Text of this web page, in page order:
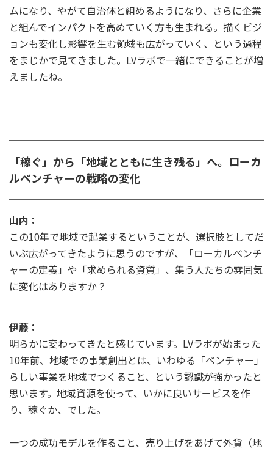
ムになり、やがて自治体と組めるようになり、さらに企業
と組んでインパクトを高めていく方も生まれる。描くビジ
ョンも変化し影響を生む領域も広がっていく、という過程
をまじかで見てきました。LVラボで一緒にできることが増
えましたね。
「稼ぐ」から「地域とともに生き残る」へ。ローカ
ルベンチャーの戦略の変化
山内：
この10年で地域で起業するということが、選択肢としてだ
いぶ広がってきたように思うのですが、「ローカルベンチ
ャーの定義」や「求められる資質」、集う人たちの雰囲気
に変化はありますか？
伊藤：
明らかに変わってきたと感じています。LVラボが始まった
10年前、地域での事業創出とは、いわゆる「ベンチャー」
らしい事業を地域でつくること、という認識が強かったと
思います。地域資源を使って、いかに良いサービスを作
り、稼ぐか、でした。
一つの成功モデルを作ること、売り上げをあげて外貨（地